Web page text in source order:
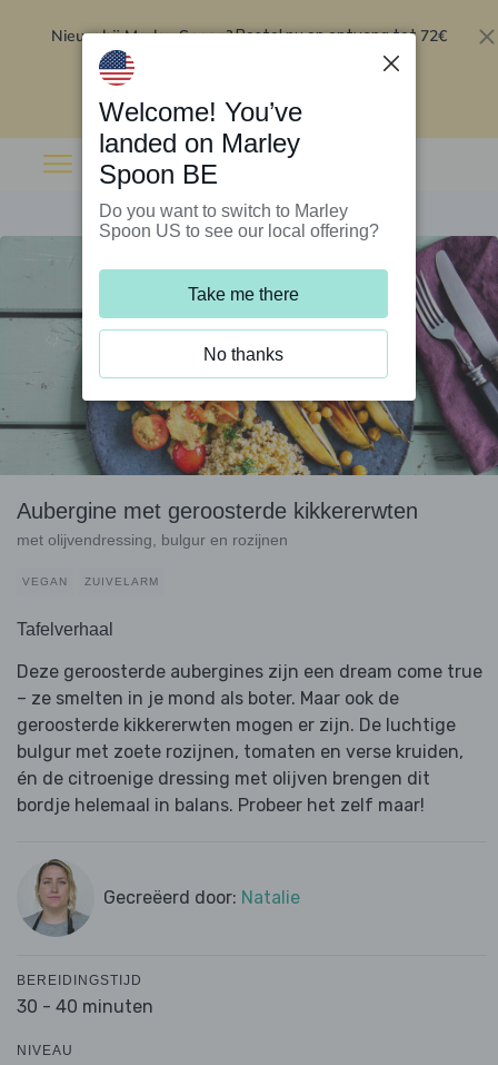
Nieuw bij Marley Spoon?Bestel nu en ontvang tot 72€
Aubergine met geroosterde kikkererwten
met olijvendressing, bulgur en rozijnen
VEGAN ZUIVELARM
Tafelverhaal
Deze geroosterde aubergines zijn een dream come true
– ze smelten in je mond als boter. Maar ook de
geroosterde kikkererwten mogen er zijn. De luchtige
bulgur met zoete rozijnen, tomaten en verse kruiden,
én de citroenige dressing met olijven brengen dit
bordje helemaal in balans. Probeer het zelf maar!
Gecreëerd door: Natalie
BEREIDINGSTIJD
30 - 40 minuten
NIVEAU
Welcome! You’ve
landed on Marley
Spoon BE
Do you want to switch to Marley
Spoon US to see our local offering?
Take me there
No thanks